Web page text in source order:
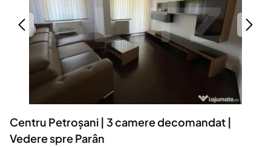
Servicii
Animale de companie
Afaceri și echipamente profesionale
Inchiriere Bunuri si Vehicule
Utilaje agricole si industriale
Piese auto si accesorii
Dacia Duster
Centru Petroșani | 3 camere decomandat |
Vedere spre Parân